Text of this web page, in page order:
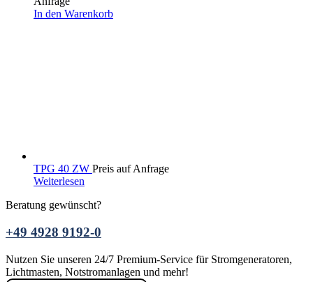
In den Warenkorb
TPG 40 ZW Preis auf Anfrage
Weiterlesen
Beratung gewünscht?
+49 4928 9192-0
Nutzen Sie unseren 24/7 Premium-Service für Stromgeneratoren,
Lichtmasten, Notstromanlagen und mehr!